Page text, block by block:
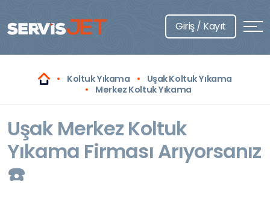
Giriş / Kayıt
Koltuk Yıkama
Uşak Koltuk Yıkama
Merkez Koltuk Yıkama
Uşak Merkez Koltuk
Yıkama Firması Arıyorsanız
☎️